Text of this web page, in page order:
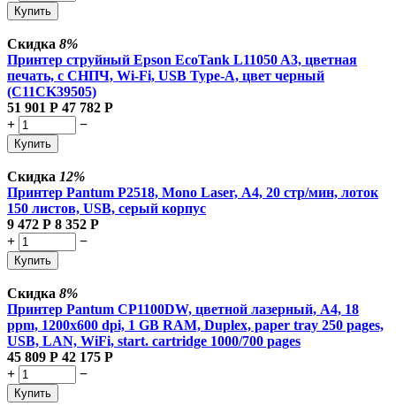
Купить
Скидка 8%
Принтер струйный Epson EcoTank L11050 A3, цветная
печать, с СНПЧ, Wi-Fi, USB Type-A, цвет черный
(C11CK39505)
51 901 Р 47 782 Р
+
−
Купить
Скидка 12%
Принтер Pantum P2518, Mono Laser, А4, 20 стр/мин, лоток
150 листов, USB, серый корпус
9 472 Р 8 352 Р
+
−
Купить
Скидка 8%
Принтер Pantum CP1100DW, цветной лазерный, A4, 18
ppm, 1200x600 dpi, 1 GB RAM, Duplex, paper tray 250 pages,
USB, LAN, WiFi, start. cartridge 1000/700 pages
45 809 Р 42 175 Р
+
−
Купить